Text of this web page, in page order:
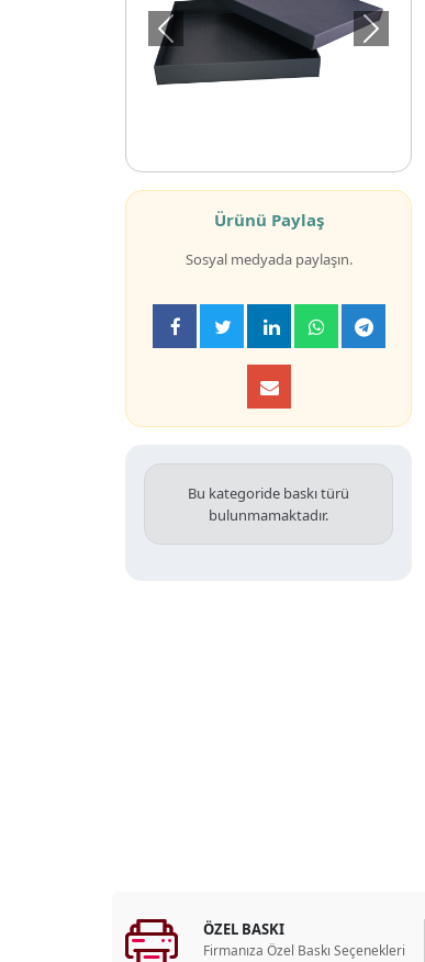
Önceki Sonraki
Ürünü Paylaş
Sosyal medyada paylaşın.
Bu kategoride baskı türü
bulunmamaktadır.
ÖZEL BASKI
Firmanıza Özel Baskı Seçenekleri